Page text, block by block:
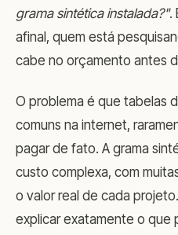
grama sintética instalada?".
afinal, quem está
cabe no orçamento antes
O problema é que tabelas
comuns na internet,
pagar de fato. A grama
custo complexa, com
o valor real de cada
explicar exatamente o